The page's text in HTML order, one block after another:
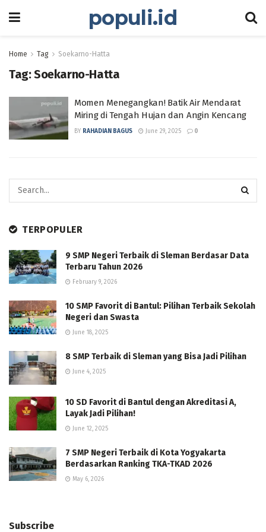
populi.id
Home Tag Soekarno-Hatta
Tag:Soekarno-Hatta
Momen Menegangkan! Batik Air Mendarat
Miring di Tengah Hujan dan Angin Kencang
BY RAHADIAN BAGUS June 29, 2025 0
TERPOPULER
9 SMP Negeri Terbaik di Sleman Berdasar Data
Terbaru Tahun 2026
February 9, 2026
10 SMP Favorit di Bantul: Pilihan Terbaik Sekolah
Negeri dan Swasta
June 18, 2025
8 SMP Terbaik di Sleman yang Bisa Jadi Pilihan
June 4, 2025
10 SD Favorit di Bantul dengan Akreditasi A,
Layak Jadi Pilihan!
June 12, 2025
7 SMP Negeri Terbaik di Kota Yogyakarta
Berdasarkan Ranking TKA-TKAD 2026
May 6, 2026
Subscribe